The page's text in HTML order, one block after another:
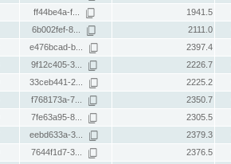
ff44be4a-f... 1941.5
6b002fef-8... 2111.0
e476bcad-b... 2397.4
9f12c405-3... 2226.7
33ceb441-2... 2225.2
f768173a-7... 2350.7
7fe63a95-8... 2305.5
eebd633a-3... 2379.3
7644f1d7-3... 2376.5